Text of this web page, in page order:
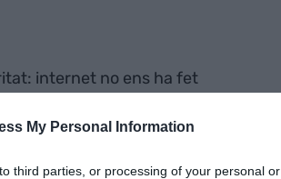
My Personal Information
third parties, or processing of your personal or
internet no ens ha fet
l’efemèride, us
podeu despertar i com